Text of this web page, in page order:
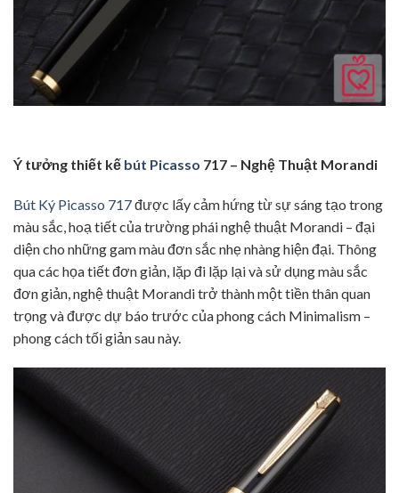
Ý tưởng thiết kế bút Picasso 717 – Nghệ Thuật Morandi
Bút Ký Picasso 717được lấy cảm hứng từ sự sáng tạo trong
màu sắc, hoạ tiết của trường phái nghệ thuật Morandi – đại
diện cho những gam màu đơn sắc nhẹ nhàng hiện đại. Thông
qua các họa tiết đơn giản, lặp đi lặp lại và sử dụng màu sắc
đơn giản, nghệ thuật Morandi trở thành một tiền thân quan
trọng và được dự báo trước của phong cách Minimalism –
phong cách tối giản sau này.